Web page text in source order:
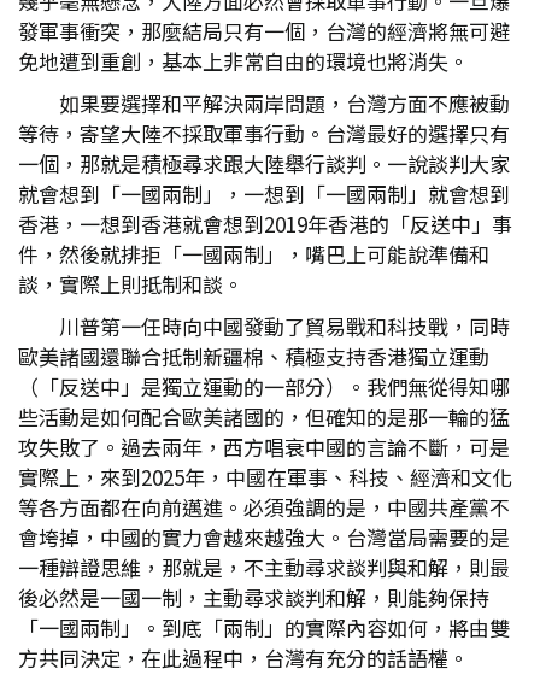
發軍事衝突，那麼結局只有一個，台灣的經濟將無可避
免地遭到重創，基本上非常自由的環境也將消失。
如果要選擇和平解決兩岸問題，台灣方面不應被動
等待，寄望大陸不採取軍事行動。台灣最好的選擇只有
一個，那就是積極尋求跟大陸舉行談判。一說談判大家
就會想到「一國兩制」，一想到「一國兩制」就會想到
香港，一想到香港就會想到2019年香港的「反送中」事
件，然後就排拒「一國兩制」，嘴巴上可能說準備和
談，實際上則抵制和談。
川普第一任時向中國發動了貿易戰和科技戰，同時
歐美諸國還聯合抵制新疆棉、積極支持香港獨立運動
（「反送中」是獨立運動的一部分）。我們無從得知哪
些活動是如何配合歐美諸國的，但確知的是那一輪的猛
攻失敗了。過去兩年，西方唱衰中國的言論不斷，可是
實際上，來到2025年，中國在軍事、科技、經濟和文化
等各方面都在向前邁進。必須強調的是，中國共產黨不
會垮掉，中國的實力會越來越強大。台灣當局需要的是
一種辯證思維，那就是，不主動尋求談判與和解，則最
後必然是一國一制，主動尋求談判和解，則能夠保持
「一國兩制」。到底「兩制」的實際內容如何，將由雙
方共同決定，在此過程中，台灣有充分的話語權。